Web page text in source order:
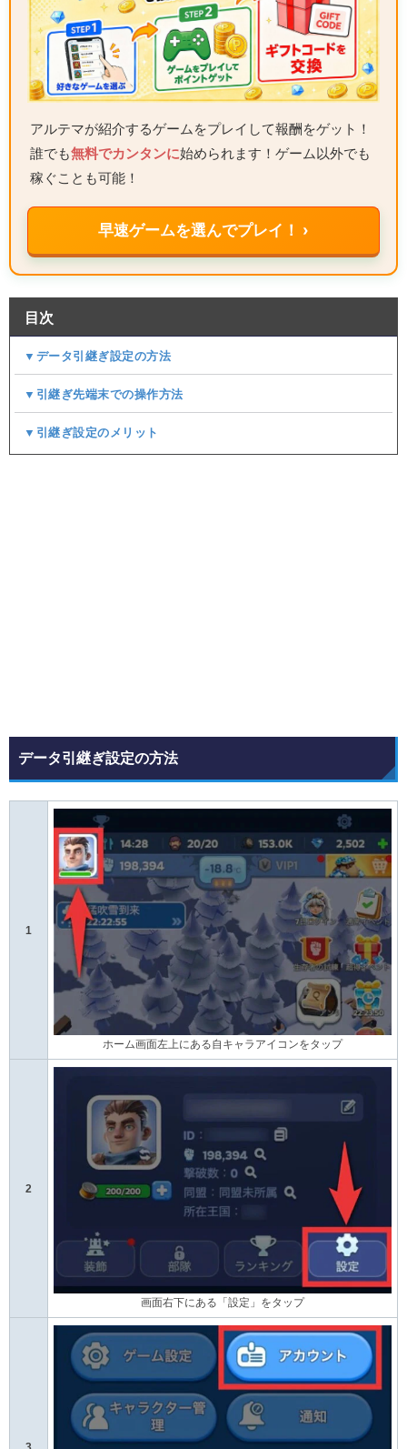
アルテマが紹介するゲームをプレイして報酬をゲット！
誰でも無料でカンタンに始められます！ゲーム以外でも
稼ぐことも可能！
早速ゲームを選んでプレイ！ ›
目次
▼データ引継ぎ設定の方法
▼引継ぎ先端末での操作方法
▼引継ぎ設定のメリット
データ引継ぎ設定の方法
1
ホーム画面左上にある自キャラアイコンをタップ
2
画面右下にある「設定」をタップ